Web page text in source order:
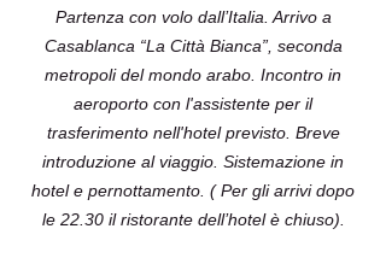
Partenza con volo dall’Italia. Arrivo a
Casablanca “La Città Bianca”, seconda
metropoli del mondo arabo. Incontro in
aeroporto con l'assistente per il
trasferimento nell'hotel previsto. Breve
introduzione al viaggio. Sistemazione in
hotel e pernottamento. ( Per gli arrivi dopo
le 22.30 il ristorante dell’hotel è chiuso).